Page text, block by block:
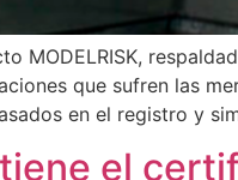
MODELRISK,
que sufren las
en el registro y
el